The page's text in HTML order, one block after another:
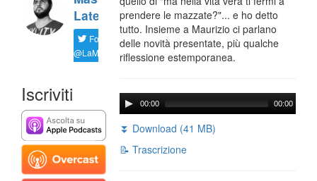
Latella
Follow
@LaMaxImages
Iscriviti
prendere le mazzate?"... e ho detto
tutto. Insieme a Maurizio ci parlano
delle novità presentate, più qualche
riflessione estemporanea.
00:00 00:00
⏬ Download (41 MB)
📝 Trascrizione